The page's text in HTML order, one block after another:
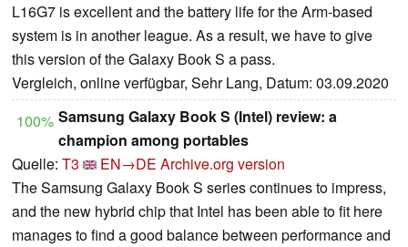
L16G7 is excellent and the battery life for the Arm-based
system is in another league. As a result, we have to give
this version of the Galaxy Book S a pass.
Vergleich, online verfügbar, Sehr Lang, Datum: 03.09.2020
100% Samsung Galaxy Book S (Intel) review: a
champion among portables
Quelle: T3 EN→DE Archive.org version
The Samsung Galaxy Book S series continues to impress,
and the new hybrid chip that Intel has been able to fit here
manages to find a good balance between performance and